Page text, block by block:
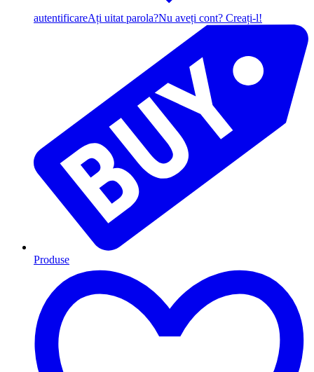
autentificareAți uitat parola?Nu aveți cont? Creați-l!
Produse